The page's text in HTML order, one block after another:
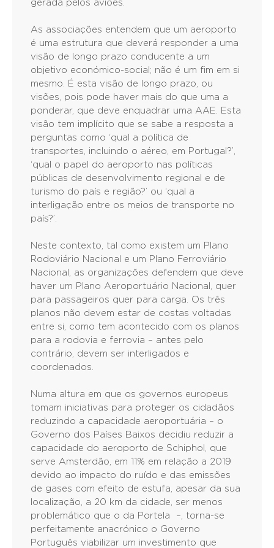
gerada pelos aviões.
As associações entendem que um aeroporto
é uma estrutura que deverá responder a uma
visão de longo prazo conducente a um
objetivo económico-social; não é um fim em si
mesmo. É esta visão de longo prazo, ou
visões, pois pode haver mais do que uma a
ponderar, que deve enquadrar uma AAE. Esta
visão tem implícito que se sabe a resposta a
perguntas como ‘qual a política de
transportes, incluindo o aéreo, em Portugal?’,
‘qual o papel do aeroporto nas políticas
públicas de desenvolvimento regional e de
turismo do país e região?’ ou ‘qual a
interligação entre os meios de transporte no
país?’.
Neste contexto, tal como existem um Plano
Rodoviário Nacional e um Plano Ferroviário
Nacional, as organizações defendem que deve
haver um Plano Aeroportuário Nacional, quer
para passageiros quer para carga. Os três
planos não devem estar de costas voltadas
entre si, como tem acontecido com os planos
para a rodovia e ferrovia – antes pelo
contrário, devem ser interligados e
coordenados.
Numa altura em que os governos europeus
tomam iniciativas para proteger os cidadãos
reduzindo a capacidade aeroportuária – o
Governo dos Países Baixos decidiu reduzir a
capacidade do aeroporto de Schiphol, que
serve Amsterdão, em 11% em relação a 2019
devido ao impacto do ruído e das emissões
de gases com efeito de estufa, apesar da sua
localização, a 20 km da cidade, ser menos
problemático que o da Portela –, torna-se
perfeitamente anacrónico o Governo
Português viabilizar um investimento que